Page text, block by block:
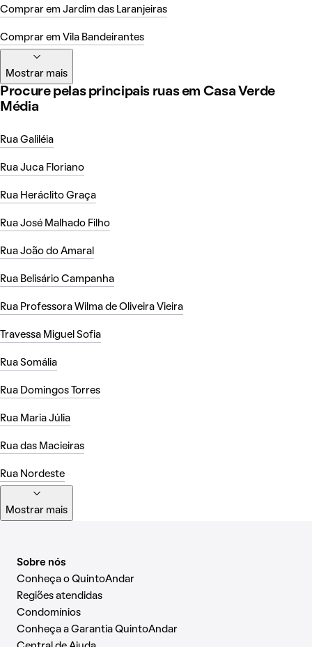
Comprar em Jardim das Laranjeiras
Comprar em Vila Bandeirantes
Mostrar mais
Procure pelas principais ruas em Casa Verde
Média
Rua Galiléia
Rua Juca Floriano
Rua Heráclito Graça
Rua José Malhado Filho
Rua João do Amaral
Rua Belisário Campanha
Rua Professora Wilma de Oliveira Vieira
Travessa Miguel Sofia
Rua Somália
Rua Domingos Torres
Rua Maria Júlia
Rua das Macieiras
Rua Nordeste
Mostrar mais
Sobre nós
Conheça o QuintoAndar
Regiões atendidas
Condomínios
Conheça a Garantia QuintoAndar